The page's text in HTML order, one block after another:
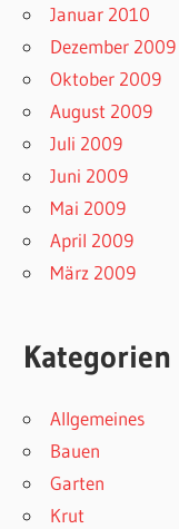
Januar 2010
Dezember 2009
Oktober 2009
August 2009
Juli 2009
Juni 2009
Mai 2009
April 2009
März 2009
Kategorien
Allgemeines
Bauen
Garten
Krut